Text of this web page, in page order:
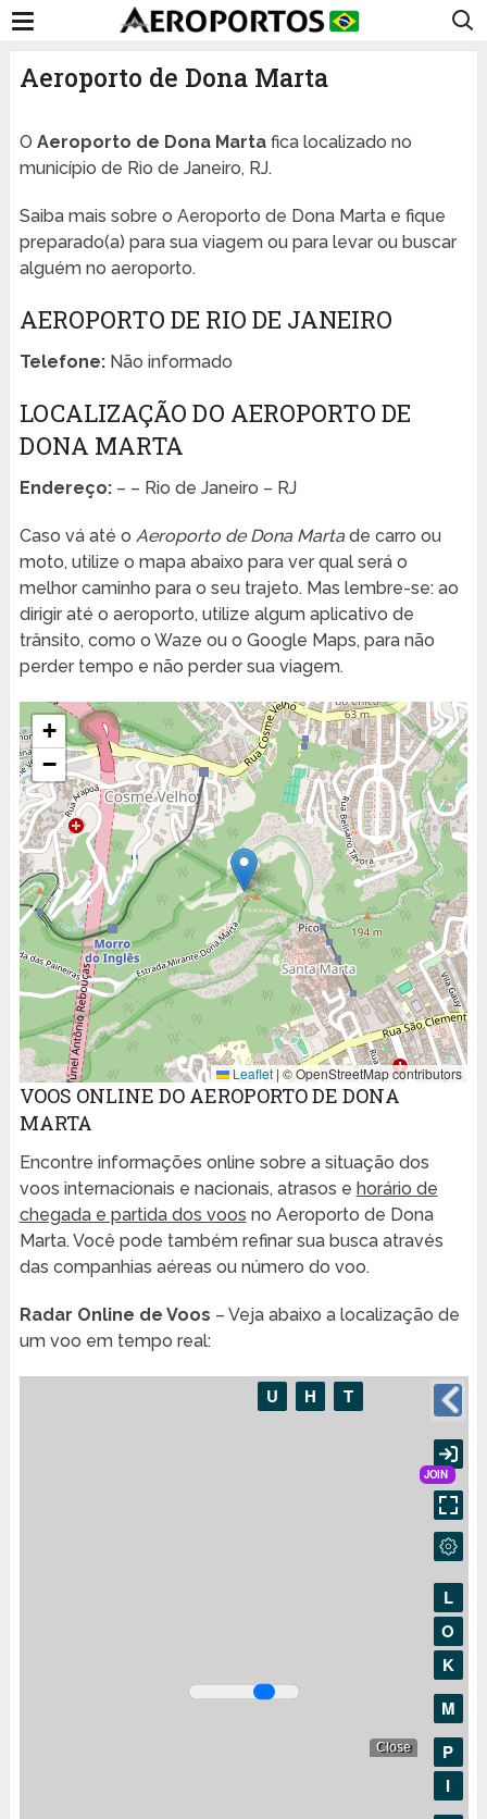
Aeroporto de Dona Marta
O Aeroporto de Dona Martafica localizado no
município de Rio de Janeiro, RJ.
Saiba mais sobre o Aeroporto de Dona Marta e fique
preparado(a) para sua viagem ou para levar ou buscar
alguém no aeroporto.
AEROPORTO DE RIO DE JANEIRO
Telefone:Não informado
LOCALIZAÇÃO DO AEROPORTO DE
DONA MARTA
Endereço:– – Rio de Janeiro – RJ
Caso vá até o Aeroporto de Dona Martade carro ou
moto, utilize o mapa abaixo para ver qual será o
melhor caminho para o seu trajeto. Mas lembre-se: ao
dirigir até o aeroporto, utilize algum aplicativo de
trânsito, como o Waze ou o Google Maps, para não
perder tempo e não perder sua viagem.
+
−
Leaflet |© OpenStreetMap contributors
VOOS ONLINE DO AEROPORTO DE DONA
MARTA
Encontre informações online sobre a situação dos
voos internacionais e nacionais, atrasos e horário de
chegada e partida dos voos no Aeroporto de Dona
Marta. Você pode também refinar sua busca através
das companhias aéreas ou número do voo.
Radar Online de Voos – Veja abaixo a localização de
um voo em tempo real: